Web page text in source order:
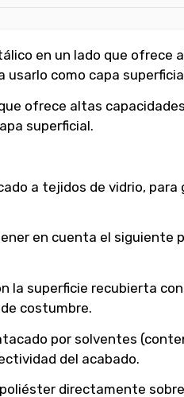
en un lado que
como capa
ofrece altas
superficial.
a tejidos de vidrio,
en cuenta el siguiente
la superficie recubierta
costumbre.
por solventes
del acabado.
directamente